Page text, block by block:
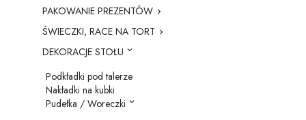
PAKOWANIE PREZENTÓW 
ŚWIECZKI, RACE NA TORT 
DEKORACJE STOŁU 
Podkładki pod talerze
Nakładki na kubki
Pudełka / Woreczki 